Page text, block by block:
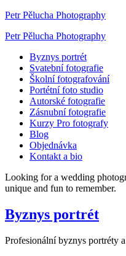
Petr Pělucha Photography
Petr Pělucha Photography
Byznys portrét
Svatební fotografie
Školní fotografování
Portétní foto studio
Autorské fotografie
Zásnubní fotografie
Kurzy Pro fotografy
Blog
Objednávka
Kontakt a bio
Looking for a wedding
unique and fun to remember.
Byznys portrét
Profesionální byznys portréty